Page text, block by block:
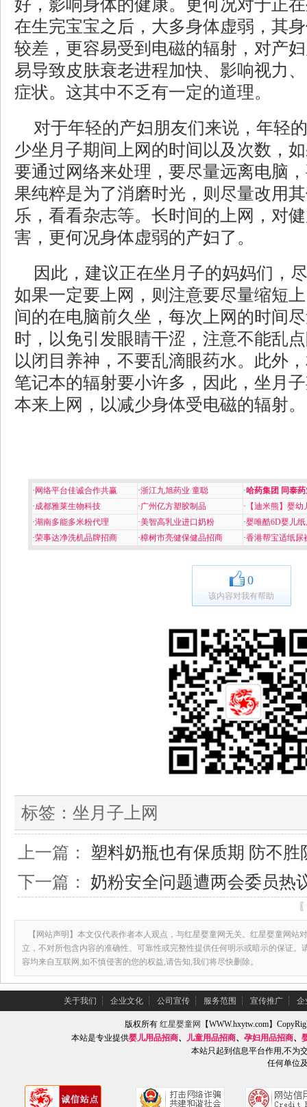
好，影响身体的健康。更何况对于正
在生完宝宝之后，大多身体虚弱，其
较差，更容易受到电磁的辐射，对产
易导致皮肤衰老进程加快、影响视力
症状。这其中不乏有一定的道理。
对于年轻的产妇朋友们来说，年轻
少坐月子期间上网的时间以及次数，
要通过网络来处理，要尽量远离电脑
果纯粹是为了消磨时光，则尽量改用
乐，看看杂志等。长时间的上网，对
害，更何况身体虚弱的产妇了。
因此，建议正在坐月子的妈妈们，
如果一定要上网，则注意要尽量缩短
间的在电脑前久坐，每次上网的时间
时，以免引发眼睛干涩，注意不能乱
以闭目养神，不要乱滴眼药水。此外
笔记本的辐射要小许多，因此，坐月
本来上网，以减少身体受电磁的辐射。
· 网络平台佳诚合作共赢 ·浙江九旭药业 童聪 ·哈药集团 同泰
·成都雅莱生物科技 ·广州亿方塑胶制品 · 【迪米熊】婴幼
·湖南多能多米粉代理 ·美智高乳业进口奶粉 ·婴唯酷6D婴儿
·荣事达净洗机品牌招商 ·樟树市亮健保健品招商 ·香港帮宝适纸尿
0
该内容对我有帮助
标签： 坐月子上网
上一篇： 塑料奶瓶也有保质期 防不胜
下一篇： 奶粉安全问题遭两会委员热
【网站声明】本文仅代表作者本人观点，与红星婴童网无关。红星婴童网站
立，不对所包含内容的准确性、可靠性或完整性提供任何明示或暗示的保证。
容均来自互联网,如不慎侵害的您的权益,请告知,我们将尽快删除。
关于我们 ┆ 企业文化 ┆ 公司宣传 ┆ 服务范围 ┆ 宣传推广 ┆ 企
版权所有红星婴童网
【WWW.hxytw.com】
本站是专业提供婴儿用品招商、 儿童用品招商、 孕妇用品招商、
本站只起到信息平台作用,不为
任何单位